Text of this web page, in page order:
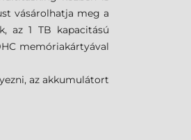
vásárolhatja meg a
az 1 TB kapacitású
memóriakártyával
az akkumulátort